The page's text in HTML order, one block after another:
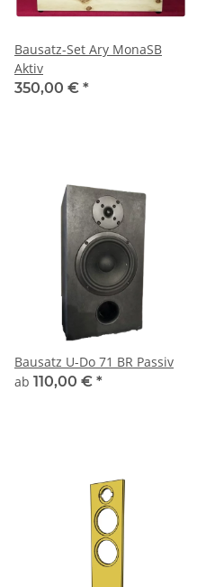
Bausatz-Set Ary MonaSB
Aktiv
350,00 € *
Bausatz U-Do 71 BR Passiv
ab 110,00 € *